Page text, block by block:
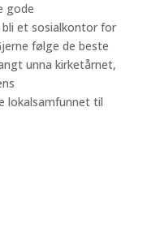
gode
et sosialkontor for
følge de beste
unna kirketårnet,
lokalsamfunnet til